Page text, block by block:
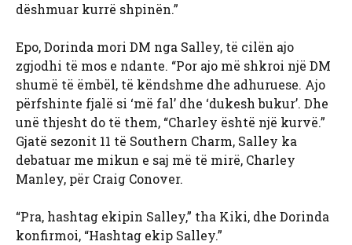
dëshmuar kurrë shpinën.”
Epo, Dorinda mori DM nga Salley, të cilën ajo
zgjodhi të mos e ndante. “Por ajo më shkroi një DM
shumë të ëmbël, të këndshme dhe adhuruese. Ajo
përfshinte fjalë si ‘më fal’ dhe ‘dukesh bukur’. Dhe
unë thjesht do të them, “Charley është një kurvë.”
Gjatë sezonit 11 të Southern Charm, Salley ka
debatuar me mikun e saj më të mirë, Charley
Manley, për Craig Conover.
“Pra, hashtag ekipin Salley,” tha Kiki, dhe Dorinda
konfirmoi, “Hashtag ekip Salley.”